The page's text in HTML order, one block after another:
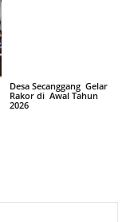
Desa Secanggang Gelar
Rakor di Awal Tahun
2026